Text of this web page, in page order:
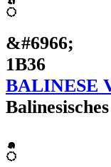
ᬶ
&#6966;
1B36
BALINESE
ᬷ